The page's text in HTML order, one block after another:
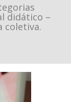
didático –
coletiva.